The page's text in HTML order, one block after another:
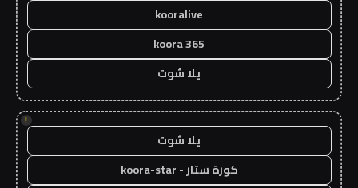
kooralive
koora 365
يلا شوت
!
يلا شوت
كورة ستار - koora-star